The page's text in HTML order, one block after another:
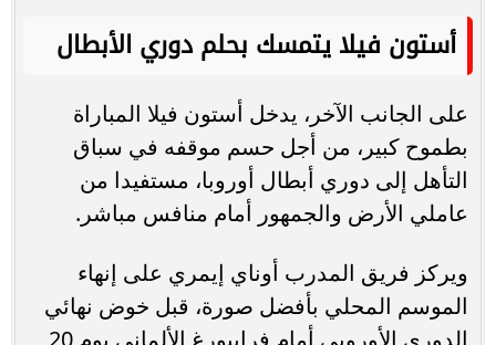
أستون فيلا يتمسك بحلم دوري الأبطال
على الجانب الآخر، يدخل أستون فيلا المباراة
بطموح كبير، من أجل حسم موقفه في سباق
التأهل إلى دوري أبطال أوروبا، مستفيدا من
عاملي الأرض والجمهور أمام منافس مباشر.
ويركز فريق المدرب أوناي إيمري على إنهاء
الموسم المحلي بأفضل صورة، قبل خوض نهائي
الدوري الأوروبي أمام فرايبورغ الألماني يوم 20